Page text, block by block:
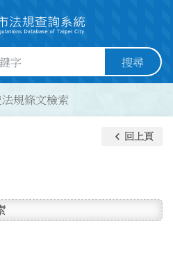
搜尋
法規條文檢索
keyboard_arrow_left 回上頁